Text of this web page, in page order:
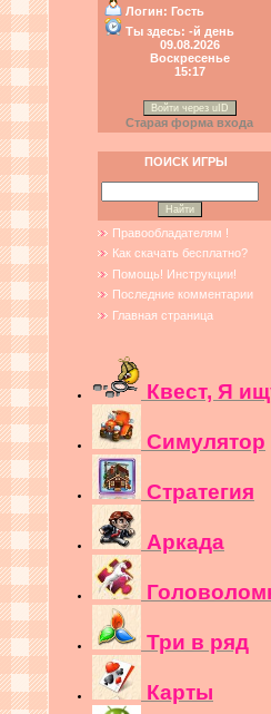
Логин: Гость
Ты здесь: -й день
09.08.2026
Воскресенье
15:17
Войти через uID
Старая форма входа
ПОИСК ИГРЫ
Правообладателям !
Как скачать бесплатно?
Помощь! Инструкции!
Последние комментарии
Главная страница
Квест, Я
Симулятор
Стратегия
Аркада
Три в ряд
Карты